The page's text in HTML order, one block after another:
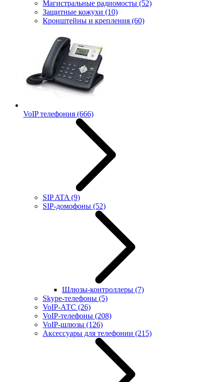
Магистральные радиомосты (52)
Защитные кожухи (10)
Кронштейны и крепления (60)
VoIP телефония (666)
SIP ATA (9)
SIP-домофоны (52)
Шлюзы-контроллеры (7)
Skype-телефоны (5)
VoIP-АТС (26)
VoIP-телефоны (208)
VoIP-шлюзы (126)
Аксессуары для телефонии (215)